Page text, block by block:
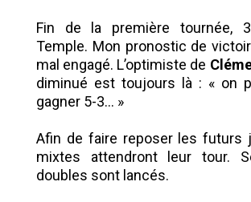
Fin de la première tournée,
Temple. Mon pronostic de
mal engagé. L’optimiste de
diminué est toujours là : « on
gagner 5-3… »
Afin de faire reposer les futurs
mixtes attendront leur tour.
doubles sont lancés.